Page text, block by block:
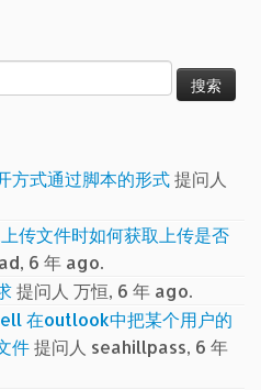
方式通过脚本的形式提问人
传文件时如何获取上传是否
6 年 ago.
提问人 万恒, 6 年 ago.
在outlook中把某个用户的
件提问人 seahillpass, 6 年